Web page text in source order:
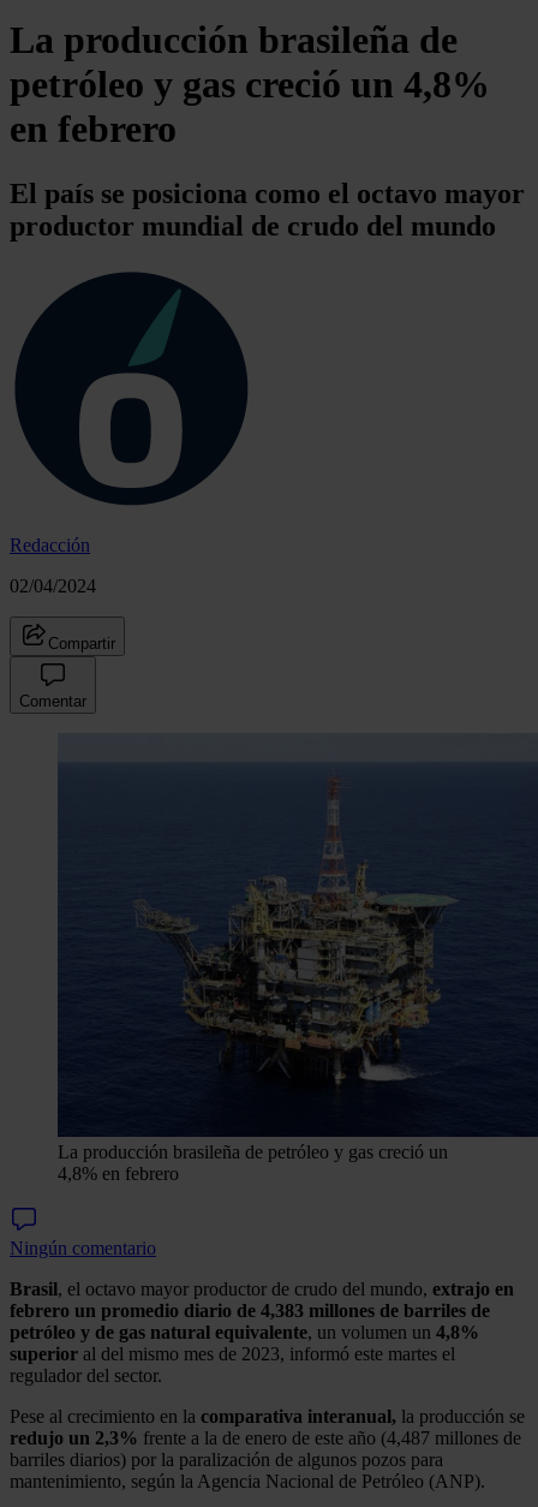
La producción brasileña de
petróleo y gas creció un 4,8%
en febrero
El país se posiciona como el octavo mayor
productor mundial de crudo del mundo
Redacción
02/04/2024
Compartir
Comentar
La producción brasileña de petróleo y gas creció un
4,8% en febrero
Ningún comentario
Brasil, el octavo mayor productor de crudo del mundo, extrajo en
febrero un promedio diario de 4,383 millones de barriles de
petróleo y de gas natural equivalente, un volumen un 4,8%
superior al del mismo mes de 2023, informó este martes el
regulador del sector.
Pese al crecimiento en la comparativa interanual, la producción se
redujo un 2,3% frente a la de enero de este año (4,487 millones de
barriles diarios) por la paralización de algunos pozos para
mantenimiento, según la Agencia Nacional de Petróleo (ANP).